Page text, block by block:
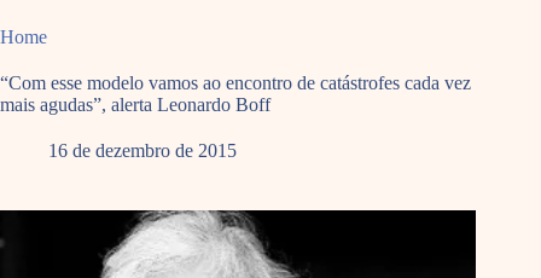
Home
“Com esse modelo vamos ao encontro de catástrofes cada vez
mais agudas”, alerta Leonardo Boff
16 de dezembro de 2015